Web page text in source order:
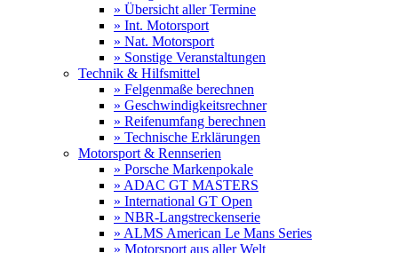
» Übersicht aller Termine
» Int. Motorsport
» Nat. Motorsport
» Sonstige Veranstaltungen
Technik & Hilfsmittel
» Felgenmaße berechnen
» Geschwindigkeitsrechner
» Reifenumfang berechnen
» Technische Erklärungen
Motorsport & Rennserien
» Porsche Markenpokale
» ADAC GT MASTERS
» International GT Open
» NBR-Langstreckenserie
» ALMS American Le Mans Series
» Motorsport aus aller Welt